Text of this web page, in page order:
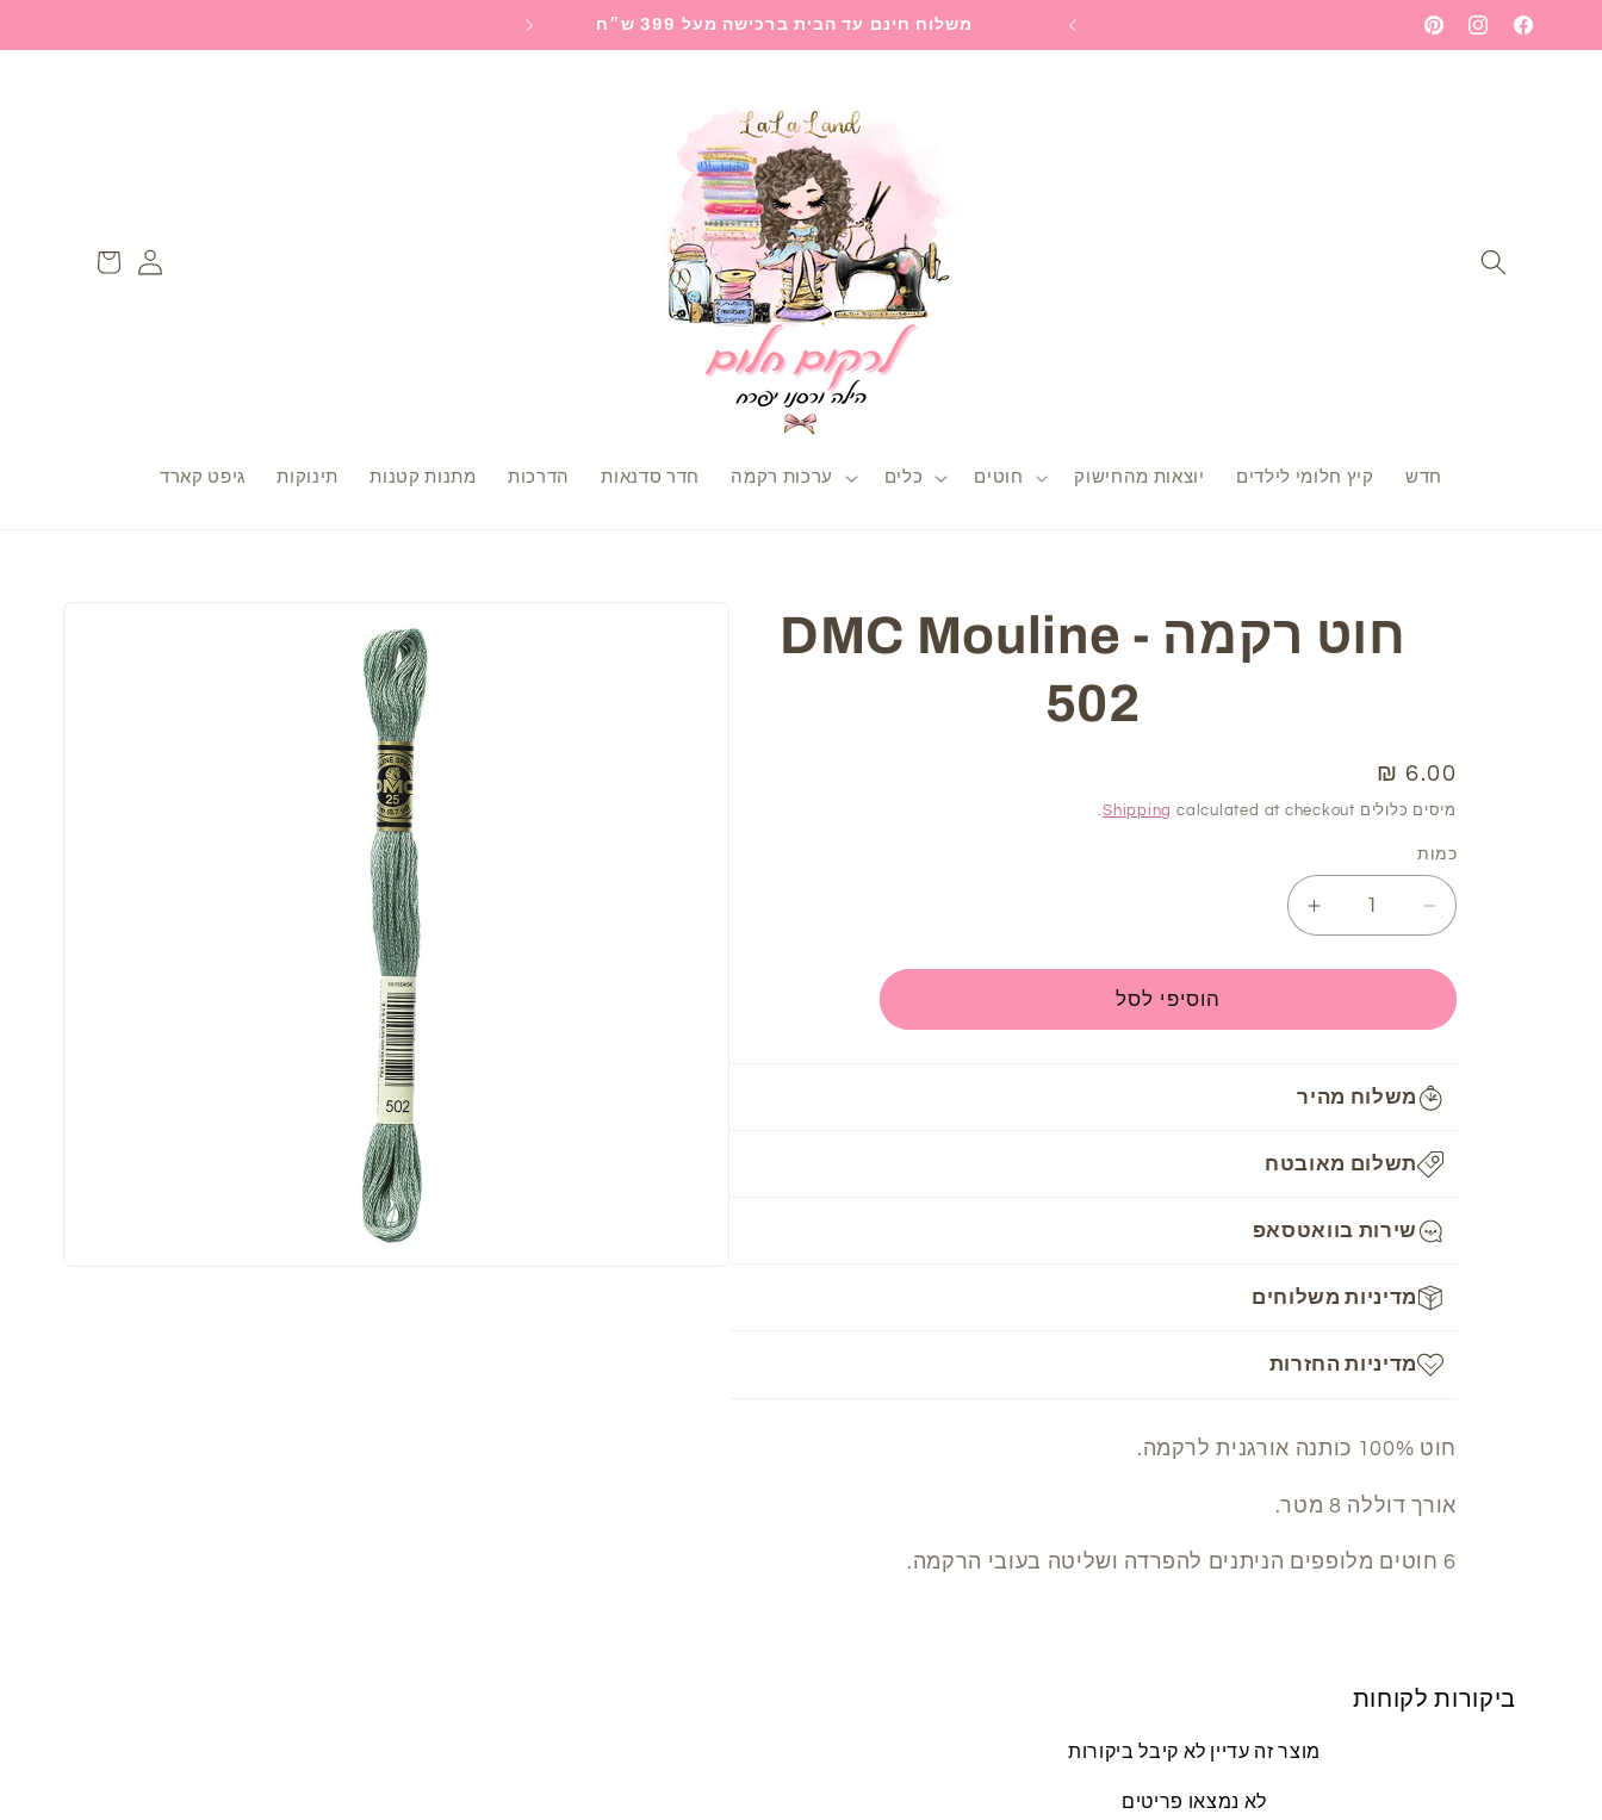
Skip to
content
Facebook
Instagram
Pinterest
ברוכה הבאה לעולם הרקמה שלי - תתחילי לחלום משלוח חינם עד הבית ברכישה מעל 399 ש״ח
חדש קיץ חלומי לילדים יוצאות מהחישוק חוטים כלים ערכות רקמה חדר סדנאות הדרכות מתנות קטנות תינוקות גיפט קארד
Log
in
עגלה
חוט רקמה DMC Mouline -
502
מחיר
רגיל
6.00 ₪
מיסים כלולים Shipping calculated at checkout.
כמות
Decrease
quantity
for
רקמה
Mouline
-
Increase
quantity
for
רקמה
הוסיפי לסל
משלוח מהיר
תשלום מאובטח
שירות בוואטסאפ
מדיניות משלוחים
מדיניות החזרות
חוט 100% כותנה אורגנית לרקמה.
אורך דוללה 8 מטר.
6 חוטים מלופפים הניתנים להפרדה ושליטה בעובי הרקמה.
ביקורות לקוחות
מוצר זה עדיין לא קיבל ביקורות
לא נמצאו פריטים